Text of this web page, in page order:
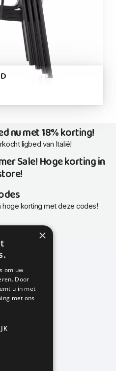
nu met 18% korting!
ligbed van Italië!
Sale! Hoge korting in
hoge korting met deze codes!
collecties
×
om uw
Door
u in met
met ons